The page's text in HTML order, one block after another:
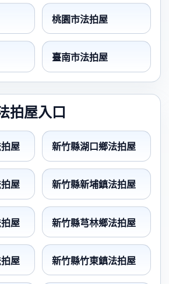
桃園市法拍屋
臺南市法拍屋
拍屋入口
屋 新竹縣湖口鄉法拍屋
屋 新竹縣新埔鎮法拍屋
屋 新竹縣芎林鄉法拍屋
屋 新竹縣竹東鎮法拍屋